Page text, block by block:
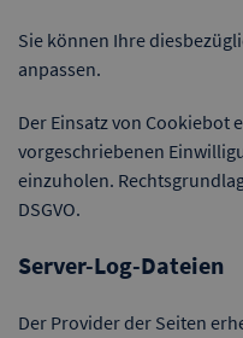
Sie können Ihre
anpassen.
Der Einsatz von Cookiebot
vorgeschriebenen
einzuholen.
DSGVO.
Server-Log-Dateien
Der Provider der Seiten